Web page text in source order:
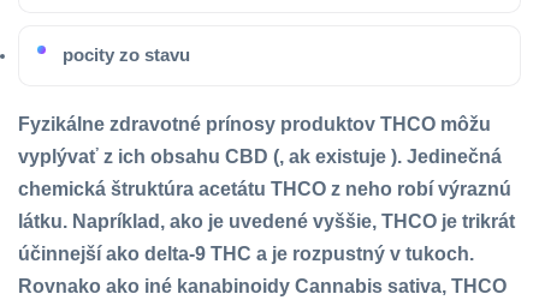
pocity zo stavu
Fyzikálne zdravotné prínosy produktov THCO môžu
vyplývať z ich obsahu CBD (, ak existuje ). Jedinečná
chemická štruktúra acetátu THCO z neho robí výraznú
látku. Napríklad, ako je uvedené vyššie, THCO je trikrát
účinnejší ako delta-9 THC a je rozpustný v tukoch.
Rovnako ako iné kanabinoidy Cannabis sativa, THCO